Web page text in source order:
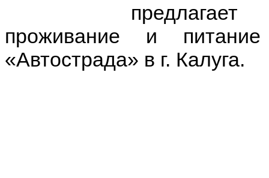
проживание и
«Автострада» в г. Калуга.